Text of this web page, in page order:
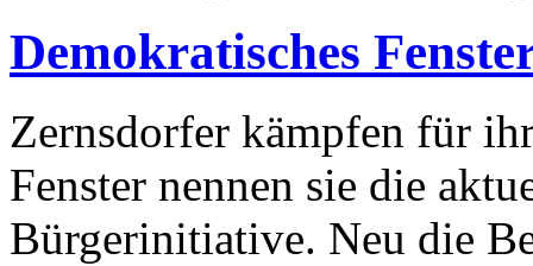
Demokratisches
Zernsdorfer kämpfen für
Fenster nennen sie die
Bürgerinitiative. Neu die